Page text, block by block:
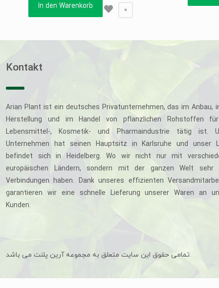
In den Warenkorb 0
Kontakt
Arian Plant ist ein deutsches Privatunternehmen, das im Anbau,
Herstellung und im Handel von pflanzlichen Rohstoffen
Lebensmittel-, Kosmetik- und Pharmaindustrie tätig ist.
Unternehmen hat seinen Hauptsitz in Karlsruhe und unser
befindet sich in Heidelberg. Wo wir nicht nur mit
europäischen Ländern, sondern mit der ganzen Welt sehr
Verbindungen haben. Dank unseres effizienten
garantieren wir eine schnelle Lieferung unserer Waren an
Kunden.
تمامی حقوق این سایت متعلق به مجموعه آرین پلنت می باشد.